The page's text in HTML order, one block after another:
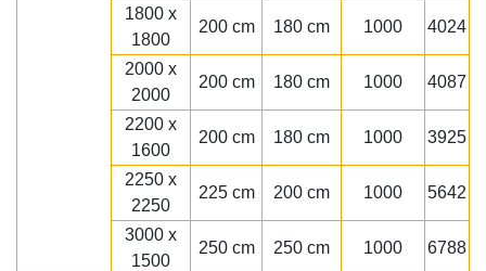
1800 x
1800
200 cm 180 cm 1000 4024
2000 x
2000
200 cm 180 cm 1000 4087
2200 x
1600
200 cm 180 cm 1000 3925
2250 x
2250
225 cm 200 cm 1000 5642
3000 x
1500
250 cm 250 cm 1000 6788